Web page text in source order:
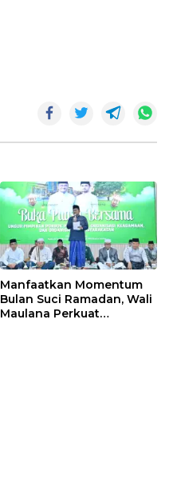
Manfaatkan Momentum
Bulan Suci Ramadan, Wali
Maulana Perkuat